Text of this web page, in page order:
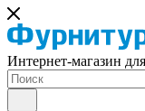
Интернет-магазин